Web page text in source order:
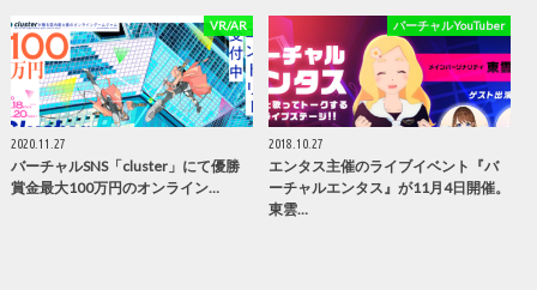
VR/AR
2020.11.27
バーチャルSNS「cluster」にて優勝
賞金最大100万円のオンライン…
バーチャルYouTuber
2018.10.27
エンタス主催のライブイベント『バ
ーチャルエンタス』が11月4日開催。
東雲…